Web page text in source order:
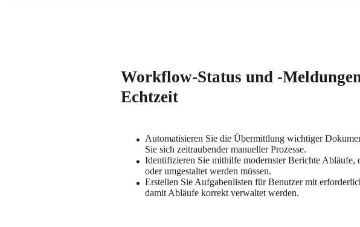
Workflow-Status und -
Echtzeit
Automatisieren Sie die Übermittlung wichtiger
Sie sich zeitraubender manueller Prozesse.
Identifizieren Sie mithilfe modernster Berichte Abläufe,
oder umgestaltet werden müssen.
Erstellen Sie Aufgabenlisten für Benutzer mit
damit Abläufe korrekt verwaltet werden.